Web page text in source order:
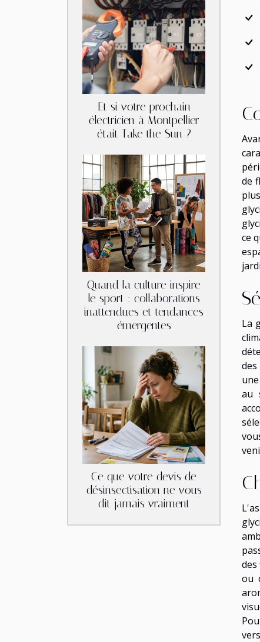
Et si votre prochain
électricien à Montpellier
était Take the Sun ?
Quand la culture inspire
le sport : collaborations
inattendues et tendances
émergentes
Ce que votre devis de
désinsectisation ne vous
dit jamais vraiment
de
ce
La
au
ou